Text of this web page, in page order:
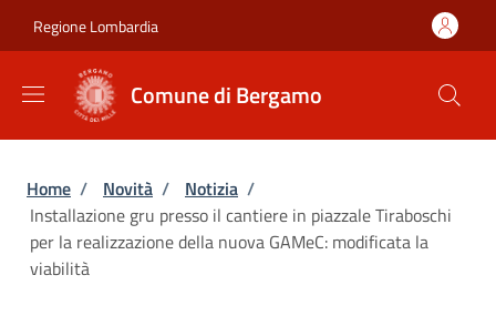
Regione Lombardia
Comune di Bergamo
Briciole di pane
Home / Novità / Notizia /
Installazione gru presso il cantiere in piazzale Tiraboschi
per la realizzazione della nuova GAMeC: modificata la
viabilità